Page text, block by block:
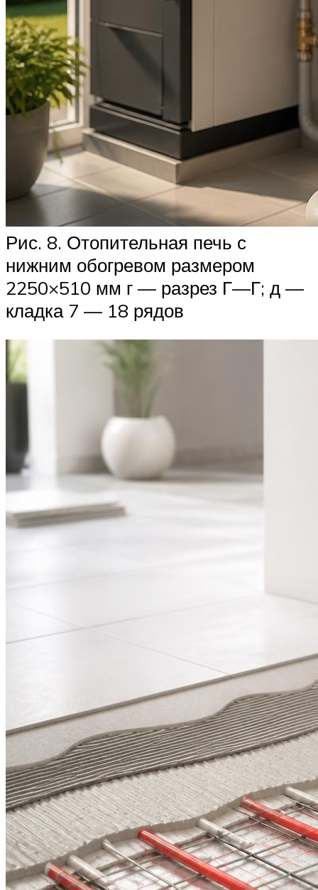
Рис. 8. Отопительная печь с
нижним обогревом размером
2250×510 мм г — разрез Г—Г; д —
кладка 7 — 18 рядов